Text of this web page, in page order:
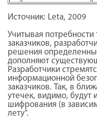
Источник: Leta, 2009
Учитывая
заказчиков,
решения
дополняют
Разработчики
информационной
заказчиков. Так, в
утечек, видимо, будут
шифрования (в
лету".